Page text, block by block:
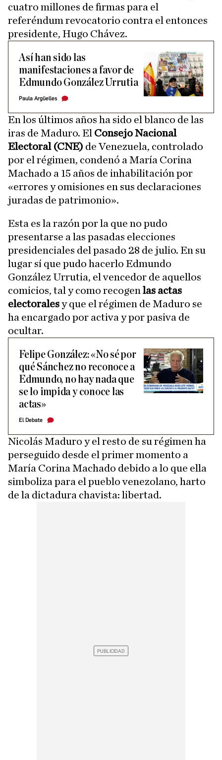
cuatro millones de firmas para el
referéndum revocatorio contra el entonces
presidente, Hugo Chávez.
Así han sido las
manifestaciones a favor de
Edmundo González Urrutia
Paula Argüelles
En los últimos años ha sido el blanco de las
iras de Maduro. El Consejo Nacional
Electoral (CNE) de Venezuela, controlado
por el régimen, condenó a María Corina
Machado a 15 años de inhabilitación por
«errores y omisiones en sus declaraciones
juradas de patrimonio».
Esta es la razón por la que no pudo
presentarse a las pasadas elecciones
presidenciales del pasado 28 de julio. En su
lugar sí que pudo hacerlo Edmundo
González Urrutia, el vencedor de aquellos
comicios, tal y como recogen las actas
electoralesy que el régimen de Maduro se
ha encargado por activa y por pasiva de
ocultar.
Felipe González: «No sé por
qué Sánchez no reconoce a
Edmundo, no hay nada que
se lo impida y conoce las
actas»
El Debate
Nicolás Maduro y el resto de su régimen ha
perseguido desde el primer momento a
María Corina Machado debido a lo que ella
simboliza para el pueblo venezolano, harto
de la dictadura chavista: libertad.